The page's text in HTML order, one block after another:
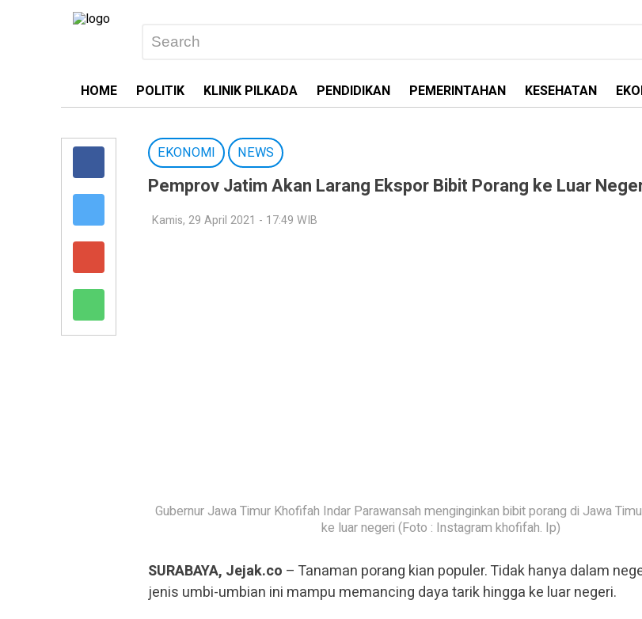
HOME POLITIK KLINIK PILKADA PENDIDIKAN PEMERINTAHAN KESEHATAN
EKONOMI NEWS
Pemprov Jatim Akan Larang Ekspor Bibit Porang ke Luar
Kamis, 29 April 2021 - 17:49 WIB
Gubernur Jawa Timur Khofifah Indar Parawansah menginginkan bibit porang di Jawa
ke luar negeri (Foto : Instagram khofifah. Ip)
SURABAYA, Jejak.co – Tanaman porang kian populer. Tidak hanya dalam
jenis umbi-umbian ini mampu memancing daya tarik hingga ke luar negeri.